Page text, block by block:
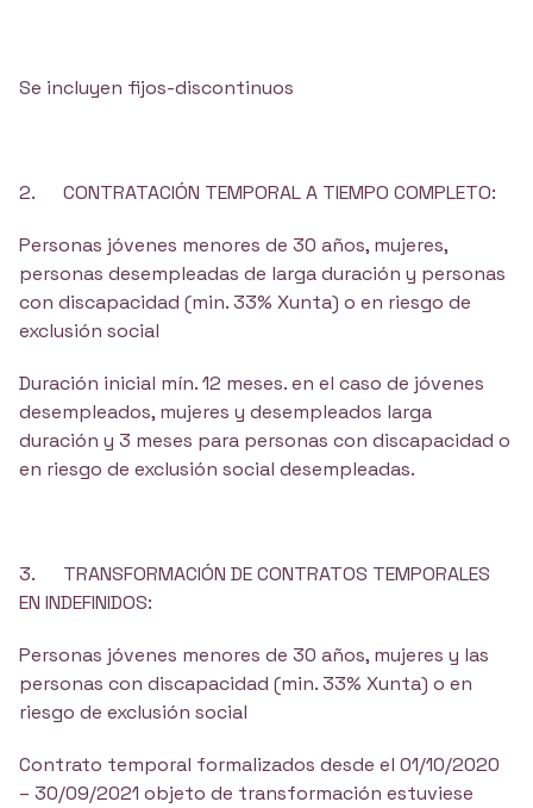
Se incluyen fijos-discontinuos
2. CONTRATACIÓN TEMPORAL A TIEMPO COMPLETO:
Personas jóvenes menores de 30 años, mujeres,
personas desempleadas de larga duración y personas
con discapacidad (min. 33% Xunta) o en riesgo de
exclusión social
Duración inicial mín. 12 meses. en el caso de jóvenes
desempleados, mujeres y desempleados larga
duración y 3 meses para personas con discapacidad o
en riesgo de exclusión social desempleadas.
3. TRANSFORMACIÓN DE CONTRATOS TEMPORALES
EN INDEFINIDOS:
Personas jóvenes menores de 30 años, mujeres y las
personas con discapacidad (min. 33% Xunta) o en
riesgo de exclusión social
Contrato temporal formalizados desde el 01/10/2020
– 30/09/2021 objeto de transformación estuviese